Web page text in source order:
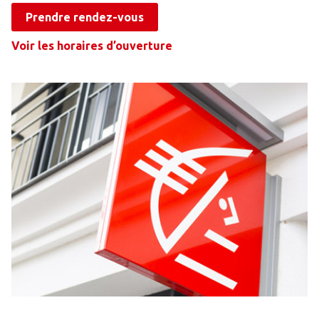
Prendre rendez-vous
Voir les horaires d’ouverture